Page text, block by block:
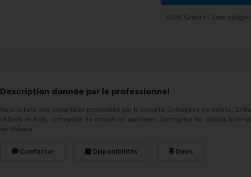
100% Gratuit - Sans
Description donnée par le professionnel
Voici la liste des expertises proposées par la société: Entreprise de volets,
châssis en bois, Entreprise de châssis en aluminium, Entreprise de châssis bois-
de châssis
Contacter Disponibilités Devis